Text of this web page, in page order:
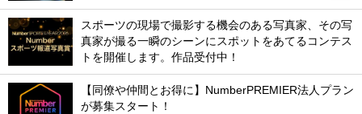
スポーツの現場で撮影する機会のある写真家、その写
真家が撮る一瞬のシーンにスポットをあてるコンテス
トを開催します。作品受付中！
【同僚や仲間とお得に】NumberPREMIER法人プラン
が募集スタート！